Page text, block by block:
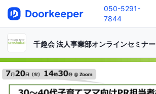
050-5291-
7844
千趣会 法人事業部オンラインセミナー